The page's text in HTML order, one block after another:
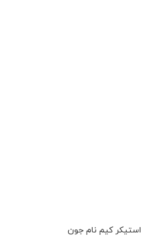
استیکر کیم نام جون